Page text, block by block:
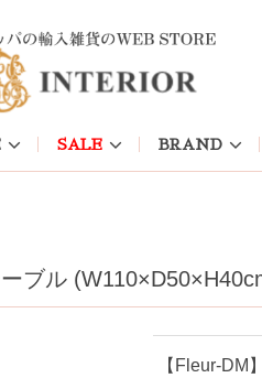
SALE BRAND
ブル
【Fleur-DM